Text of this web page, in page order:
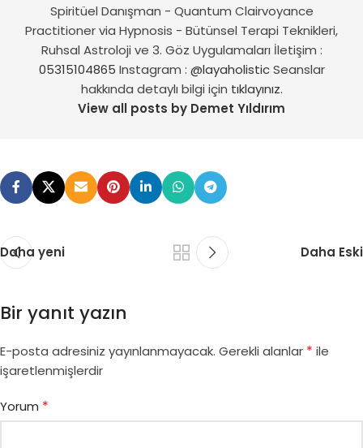
Spiritüel Danışman - Quantum Clairvoyance
Practitioner via Hypnosis - Bütünsel Terapi Teknikleri,
Ruhsal Astroloji ve 3. Göz Uygulamaları İletişim :
05315104865 Instagram : @layaholisticSeanslar
hakkında detaylı bilgi için tıklayınız.
View all posts by Demet Yıldırım
Daha yeni Daha Eski
Bir yanıt yazın
E-posta adresiniz yayınlanmayacak. Gerekli alanlar * ile
işaretlenmişlerdir
Yorum *